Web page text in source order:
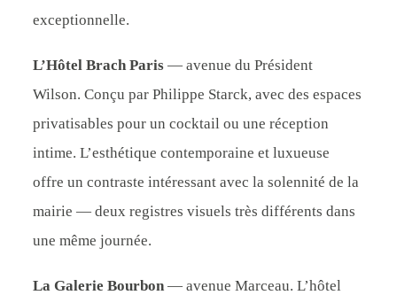
exceptionnelle.
L’Hôtel Brach Paris — avenue du Président
Wilson. Conçu par Philippe Starck, avec des espaces
privatisables pour un cocktail ou une réception
intime. L’esthétique contemporaine et luxueuse
offre un contraste intéressant avec la solennité de la
mairie — deux registres visuels très différents dans
une même journée.
La Galerie Bourbon — avenue Marceau. L’hôtel